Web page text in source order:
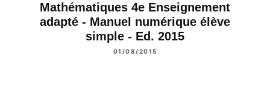
Mathématiques 4e Enseignement
adapté - Manuel numérique élève
simple - Ed. 2015
01/08/2015